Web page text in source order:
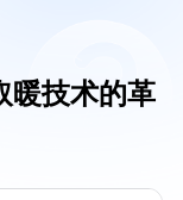
暖技术的革